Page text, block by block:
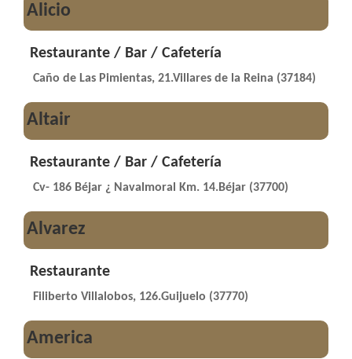
Alicio
Restaurante / Bar / Cafetería
Caño de Las Pimientas, 21.Villares de la Reina (37184)
Altair
Restaurante / Bar / Cafetería
Cv- 186 Béjar ¿ Navalmoral Km. 14.Béjar (37700)
Alvarez
Restaurante
Filiberto Villalobos, 126.Guijuelo (37770)
America